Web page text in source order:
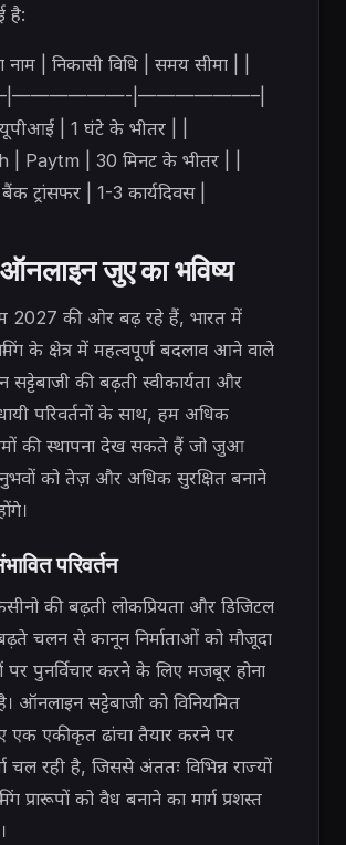
है:
नाम | निकासी विधि | समय सीमा | |
|——————–|
| 1 घंटे के भीतर | |
| Paytm | 30 मिनट के भीतर | |
ट्रांसफर | 1-3 कार्यदिवस |
जुए का भविष्य
की ओर बढ़ रहे हैं, भारत में
के क्षेत्र में महत्वपूर्ण बदलाव आने वाले
की बढ़ती स्वीकार्यता और
परिवर्तनों के साथ, हम अधिक
की स्थापना देख सकते हैं जो जुआ
को तेज़ और अधिक सुरक्षित बनाने
परिवर्तन
की बढ़ती लोकप्रियता और डिजिटल
चलन से कानून निर्माताओं को मौजूदा
पुनर्विचार करने के लिए मजबूर होना
ऑनलाइन सट्टेबाजी को विनियमित
एक एकीकृत ढांचा तैयार करने पर
चल रही है, जिससे अंततः विभिन्न राज्यों
प्रारूपों को वैध बनाने का मार्ग प्रशस्त